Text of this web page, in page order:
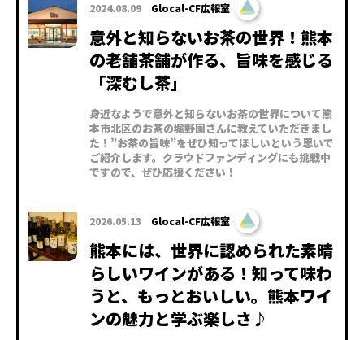
2024.08.09 Glocal-CF広報室
意外と知らないお茶の世界！熊本
の老舗茶舗が作る、旨味を感じる
「深むし茶」
身近なようで意外と知らないお茶の世界について熊
本市北区のお茶の堀野園さんに教えていただきまし
た！”お茶の旨味”をぜひ知ってほしいという思いで
ご紹介します。クラウドファンディングにも挑戦中
ですので、ぜひ応援ください！
2026.05.13 Glocal-CF広報室
熊本には、世界に認められた素晴
らしいワインがある！知って味わ
うと、もっとおいしい。熊本ワイ
ンの魅力と学ぶ楽しさ♪